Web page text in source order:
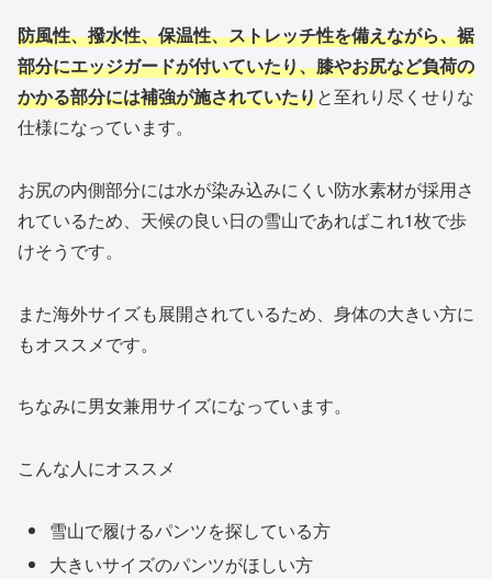
防風性、撥水性、保温性、ストレッチ性を備えながら、裾
部分にエッジガードが付いていたり、膝やお尻など負荷の
かかる部分には補強が施されていたりと至れり尽くせりな
仕様になっています。
お尻の内側部分には水が染み込みにくい防水素材が採用さ
れているため、天候の良い日の雪山であればこれ1枚で歩
けそうです。
また海外サイズも展開されているため、身体の大きい方に
もオススメです。
ちなみに男女兼用サイズになっています。
こんな人にオススメ
雪山で履けるパンツを探している方
大きいサイズのパンツがほしい方